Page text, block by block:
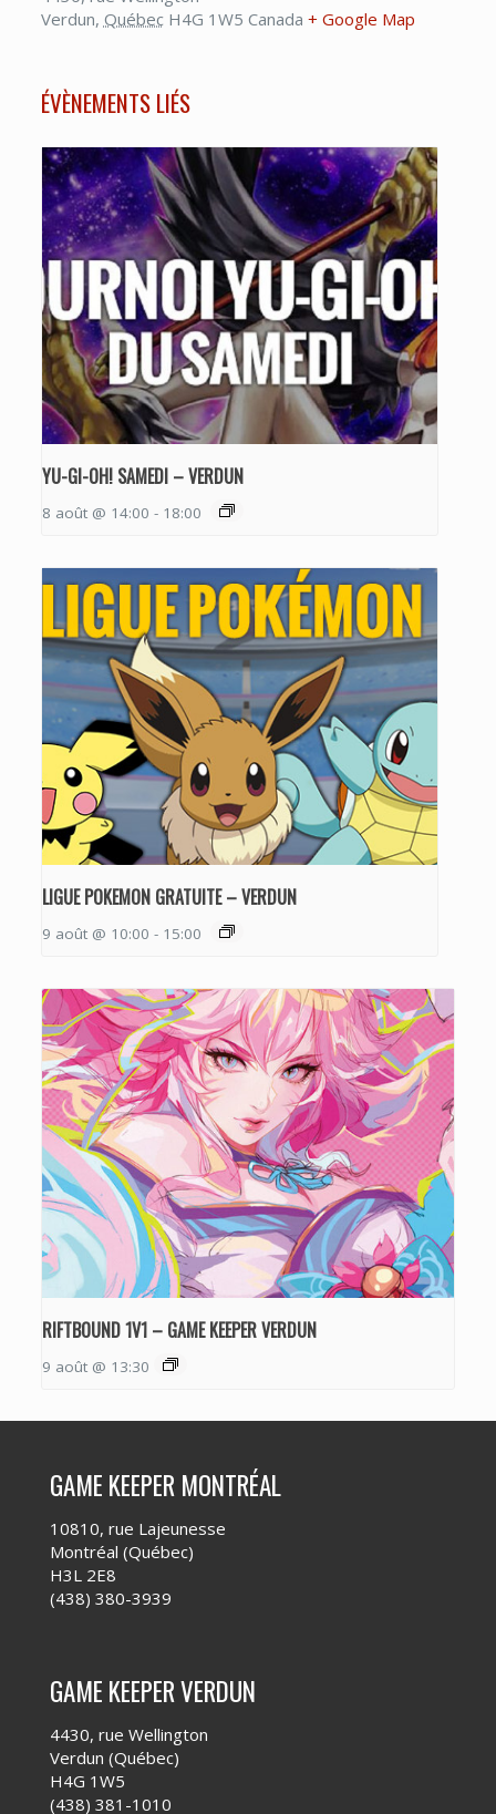
Verdun, Québec H4G 1W5 Canada + Google Map
ÉVÈNEMENTS LIÉS
YU-GI-OH! SAMEDI – VERDUN
8 août @ 14:00 - 18:00
LIGUE POKEMON GRATUITE – VERDUN
9 août @ 10:00 - 15:00
RIFTBOUND 1V1 – GAME KEEPER VERDUN
9 août @ 13:30
GAME KEEPER MONTRÉAL
10810, rue Lajeunesse
Montréal (Québec)
H3L 2E8
(438) 380-3939
GAME KEEPER VERDUN
4430, rue Wellington
Verdun (Québec)
H4G 1W5
(438) 381-1010